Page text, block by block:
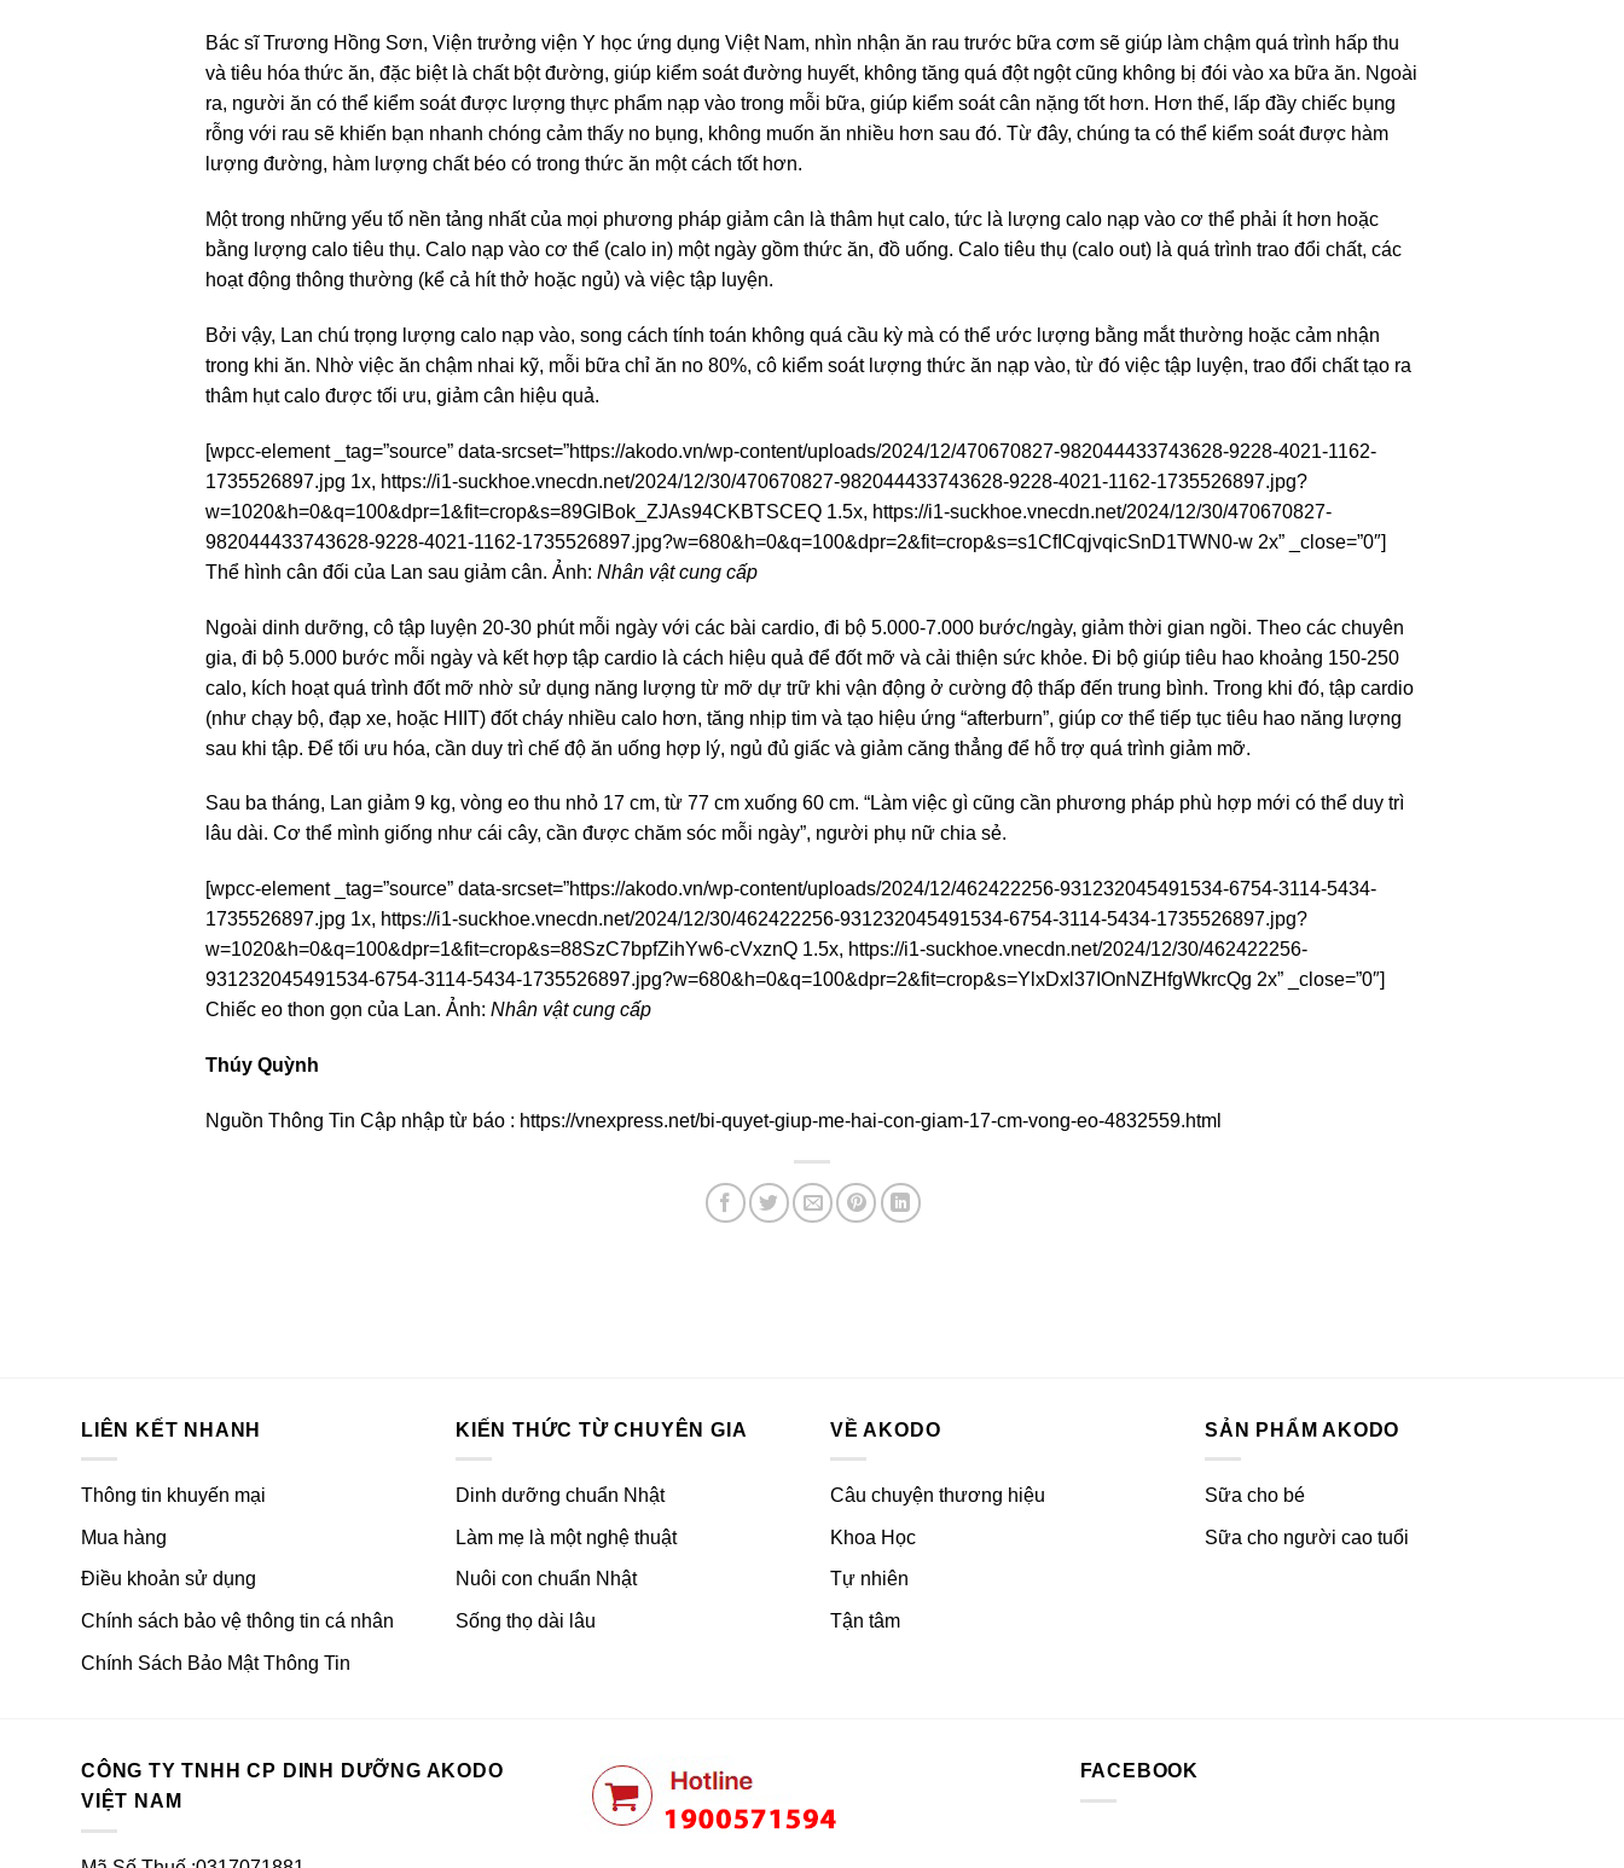
Bác sĩ Trương Hồng Sơn, Viện trưởng viện Y học ứng dụng Việt Nam, nhìn nhận ăn rau trước bữa cơm sẽ giúp làm chậm quá trình hấp thu
và tiêu hóa thức ăn, đặc biệt là chất bột đường, giúp kiểm soát đường huyết, không tăng quá đột ngột cũng không bị đói vào xa bữa ăn. Ngoài
ra, người ăn có thể kiểm soát được lượng thực phẩm nạp vào trong mỗi bữa, giúp kiểm soát cân nặng tốt hơn. Hơn thế, lấp đầy chiếc bụng
rỗng với rau sẽ khiến bạn nhanh chóng cảm thấy no bụng, không muốn ăn nhiều hơn sau đó. Từ đây, chúng ta có thể kiểm soát được hàm
lượng đường, hàm lượng chất béo có trong thức ăn một cách tốt hơn.
Một trong những yếu tố nền tảng nhất của mọi phương pháp giảm cân là thâm hụt calo, tức là lượng calo nạp vào cơ thể phải ít hơn hoặc
bằng lượng calo tiêu thụ. Calo nạp vào cơ thể (calo in) một ngày gồm thức ăn, đồ uống. Calo tiêu thụ (calo out) là quá trình trao đổi chất, các
hoạt động thông thường (kể cả hít thở hoặc ngủ) và việc tập luyện.
Bởi vậy, Lan chú trọng lượng calo nạp vào, song cách tính toán không quá cầu kỳ mà có thể ước lượng bằng mắt thường hoặc cảm nhận
trong khi ăn. Nhờ việc ăn chậm nhai kỹ, mỗi bữa chỉ ăn no 80%, cô kiểm soát lượng thức ăn nạp vào, từ đó việc tập luyện, trao đổi chất tạo ra
thâm hụt calo được tối ưu, giảm cân hiệu quả.
[wpcc-element _tag=”source” data-srcset=”https://akodo.vn/wp-content/uploads/2024/12/470670827-982044433743628-9228-4021-1162-
1735526897.jpg 1x, https://i1-suckhoe.vnecdn.net/2024/12/30/470670827-982044433743628-9228-4021-1162-1735526897.jpg?
w=1020&h=0&q=100&dpr=1&fit=crop&s=89GlBok_ZJAs94CKBTSCEQ 1.5x, https://i1-suckhoe.vnecdn.net/2024/12/30/470670827-
982044433743628-9228-4021-1162-1735526897.jpg?w=680&h=0&q=100&dpr=2&fit=crop&s=s1CfICqjvqicSnD1TWN0-w 2x” _close=”0″]
Thể hình cân đối của Lan sau giảm cân. Ảnh:Nhân vật cung cấp
Ngoài dinh dưỡng, cô tập luyện 20-30 phút mỗi ngày với các bài cardio, đi bộ 5.000-7.000 bước/ngày, giảm thời gian ngồi. Theo các chuyên
gia, đi bộ 5.000 bước mỗi ngày và kết hợp tập cardio là cách hiệu quả để đốt mỡ và cải thiện sức khỏe. Đi bộ giúp tiêu hao khoảng 150-250
calo, kích hoạt quá trình đốt mỡ nhờ sử dụng năng lượng từ mỡ dự trữ khi vận động ở cường độ thấp đến trung bình. Trong khi đó, tập cardio
(như chạy bộ, đạp xe, hoặc HIIT) đốt cháy nhiều calo hơn, tăng nhịp tim và tạo hiệu ứng “afterburn”, giúp cơ thể tiếp tục tiêu hao năng lượng
sau khi tập. Để tối ưu hóa, cần duy trì chế độ ăn uống hợp lý, ngủ đủ giấc và giảm căng thẳng để hỗ trợ quá trình giảm mỡ.
Sau ba tháng, Lan giảm 9 kg, vòng eo thu nhỏ 17 cm, từ 77 cm xuống 60 cm. “Làm việc gì cũng cần phương pháp phù hợp mới có thể duy trì
lâu dài. Cơ thể mình giống như cái cây, cần được chăm sóc mỗi ngày”, người phụ nữ chia sẻ.
[wpcc-element _tag=”source” data-srcset=”https://akodo.vn/wp-content/uploads/2024/12/462422256-931232045491534-6754-3114-5434-
1735526897.jpg 1x, https://i1-suckhoe.vnecdn.net/2024/12/30/462422256-931232045491534-6754-3114-5434-1735526897.jpg?
w=1020&h=0&q=100&dpr=1&fit=crop&s=88SzC7bpfZihYw6-cVxznQ 1.5x, https://i1-suckhoe.vnecdn.net/2024/12/30/462422256-
931232045491534-6754-3114-5434-1735526897.jpg?w=680&h=0&q=100&dpr=2&fit=crop&s=YlxDxl37IOnNZHfgWkrcQg 2x” _close=”0″]
Chiếc eo thon gọn của Lan. Ảnh:Nhân vật cung cấp
Thúy Quỳnh
Nguồn Thông Tin Cập nhập từ báo : https://vnexpress.net/bi-quyet-giup-me-hai-con-giam-17-cm-vong-eo-4832559.html
LIÊN KẾT NHANH
Thông tin khuyến mại
Mua hàng
Điều khoản sử dụng
Chính sách bảo vệ thông tin cá nhân
Chính Sách Bảo Mật Thông Tin
KIẾN THỨC TỪ CHUYÊN GIA
Dinh dưỡng chuẩn Nhật
Làm mẹ là một nghệ thuật
Nuôi con chuẩn Nhật
Sống thọ dài lâu
VỀ AKODO
Câu chuyện thương hiệu
Khoa Học
Tự nhiên
Tận tâm
SẢN PHẨM AKODO
Sữa cho bé
Sữa cho người cao tuổi
CÔNG TY TNHH CP DINH DƯỠNG AKODO
VIỆT NAM
FACEBOOK